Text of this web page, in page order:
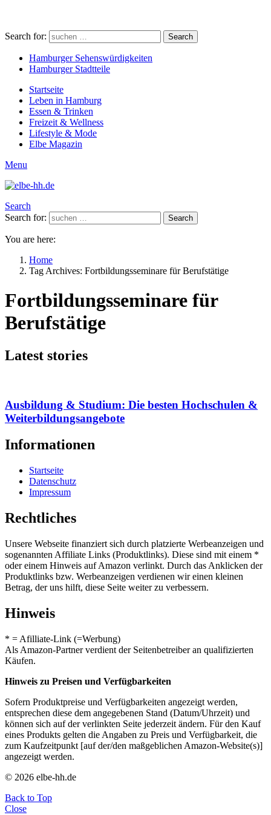
Search for: Search
Hamburger Sehenswürdigkeiten
Hamburger Stadtteile
Startseite
Leben in Hamburg
Essen & Trinken
Freizeit & Wellness
Lifestyle & Mode
Elbe Magazin
Menu
Search
Search for:
Search
You are here:
Home
Tag Archives: Fortbildungsseminare für Berufstätige
Fortbildungsseminare für
Berufstätige
Latest stories
Ausbildung & Studium: Die besten Hochschulen &
Weiterbildungsangebote
Informationen
Startseite
Datenschutz
Impressum
Rechtliches
Unsere Webseite finanziert sich durch platzierte Werbeanzeigen und
sogenannten Affiliate Links (Produktlinks). Diese sind mit einem *
oder einem Hinweis auf Amazon verlinkt. Durch das Anklicken der
Produktlinks bzw. Werbeanzeigen verdienen wir einen kleinen
Betrag, der uns hilft, diese Seite weiter zu verbessern.
Hinweis
* = Afilliate-Link (=Werbung)
Als Amazon-Partner verdient der Seitenbetreiber an qualifizierten
Käufen.
Hinweis zu Preisen und Verfügbarkeiten
Sofern Produktpreise und Verfügbarkeiten angezeigt werden,
entsprechen diese dem angegebenen Stand (Datum/Uhrzeit) und
können sich auf der verlinkten Seite jederzeit ändern. Für den Kauf
eines Produkts gelten die Angaben zu Preis und Verfügbarkeit, die
zum Kaufzeitpunkt [auf der/den maßgeblichen Amazon-Website(s)]
angezeigt werden.
© 2026 elbe-hh.de
Back to Top
Close